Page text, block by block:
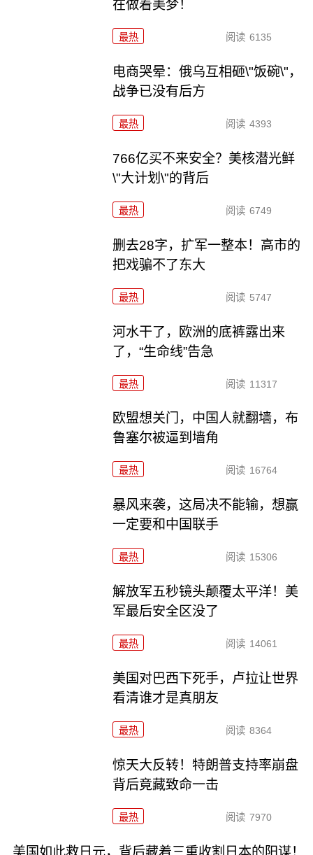
在做着美梦！
最热 阅读 6135
电商哭晕：俄乌互相砸\"饭碗\"，
战争已没有后方
最热 阅读 4393
766亿买不来安全？美核潜光鲜
\"大计划\"的背后
最热 阅读 6749
删去28字，扩军一整本！高市的
把戏骗不了东大
最热 阅读 5747
河水干了，欧洲的底裤露出来
了，“生命线”告急
最热 阅读 11317
欧盟想关门，中国人就翻墙，布
鲁塞尔被逼到墙角
最热 阅读 16764
暴风来袭，这局决不能输，想赢
一定要和中国联手
最热 阅读 15306
解放军五秒镜头颠覆太平洋！美
军最后安全区没了
最热 阅读 14061
美国对巴西下死手，卢拉让世界
看清谁才是真朋友
最热 阅读 8364
惊天大反转！特朗普支持率崩盘
背后竟藏致命一击
最热 阅读 7970
美国如此救日元，背后藏着三重收割日本的阳谋！